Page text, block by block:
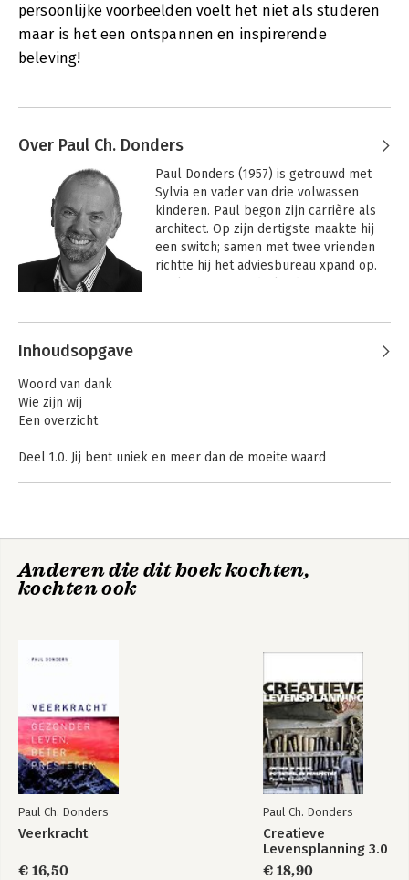
persoonlijke voorbeelden voelt het niet als studeren
maar is het een ontspannen en inspirerende
beleving!
Over Paul Ch. Donders
Paul Donders (1957) is getrouwd met
Sylvia en vader van drie volwassen
kinderen. Paul begon zijn carrière als
architect. Op zijn dertigste maakte hij
een switch; samen met twee vrienden
richtte hij het adviesbureau xpand op.
adviseur. Ook is hij auteur van dertien
Andere boeken door Paul Ch.
Donders
50 Jaar
leidinggeven
Creatieve
Meesterschap 4.0
Inhoudsopgave
Woord van dank
Wie zijn wij
Een overzicht
Deel 1.0. Jij bent uniek en meer dan de moeite waard
De volgende tap
Literatuurlijst
Anderen die dit boek kochten,
kochten ook
Paul Ch. Donders
Veerkracht
€ 16,50
Paul Ch. Donders
Creatieve
Levensplanning 3.0
€ 18,90